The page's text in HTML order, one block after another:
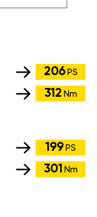
206 PS
312 Nm
199 PS
301 Nm